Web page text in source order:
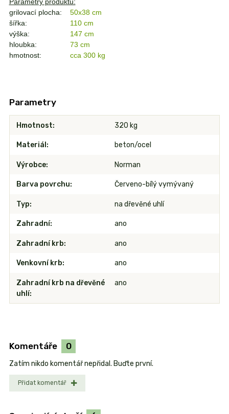
grilovací plocha:
50x38 cm
šířka:
110 cm
výška:
147 cm
hloubka:
73 cm
hmotnost:
cca 300 kg
Parametry
Hmotnost 320 kg
Materiál beton/ocel
Výrobce Norman
Barva povrchu Červeno-bílý vymývaný
Typ na dřevěné uhlí
Zahradní ano
Zahradní krb ano
Venkovní krb ano
Zahradní krb na dřevěné
uhlí
ano
Komentáře 0
Zatím nikdo komentář nepřidal. Buďte první.
Přidat komentář